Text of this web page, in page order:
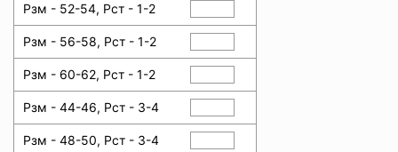
Рзм - 52-54, Рст - 1-2
Рзм - 56-58, Рст - 1-2
Рзм - 60-62, Рст - 1-2
Рзм - 44-46, Рст - 3-4
Рзм - 48-50, Рст - 3-4